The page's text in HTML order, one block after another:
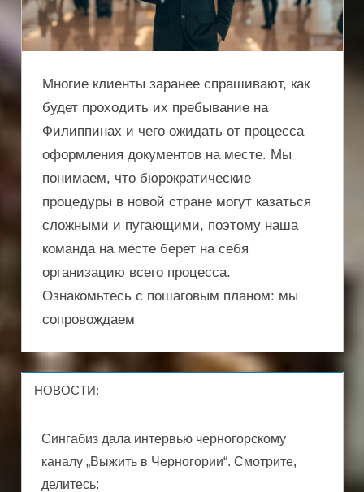
Многие клиенты заранее спрашивают, как
будет проходить их пребывание на
Филиппинах и чего ожидать от процесса
оформления документов на месте. Мы
понимаем, что бюрократические
процедуры в новой стране могут казаться
сложными и пугающими, поэтому наша
команда на месте берет на себя
организацию всего процесса.
Ознакомьтесь с пошаговым планом: мы
сопровождаем
НОВОСТИ:
Сингабиз дала интервью черногорскому
каналу „Выжить в Черногории“. Смотрите,
делитесь: